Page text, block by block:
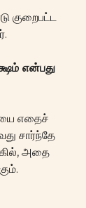
குறைபட்ட
என்பது
எதைச்
சார்ந்தே
அதை